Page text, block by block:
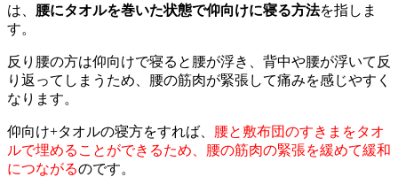
は、 腰にタオルを巻いた状態で仰向けに寝る方法を指しま
す。
反り腰の方は仰向けで寝ると腰が浮き、背中や腰が浮いて反
り返ってしまうため、腰の筋肉が緊張して痛みを感じやすく
なります。
仰向け+タオルの寝方をすれば、 腰と敷布団のすきまをタオ
ルで埋めることができるため、腰の筋肉の緊張を緩めて緩和
につながるのです。